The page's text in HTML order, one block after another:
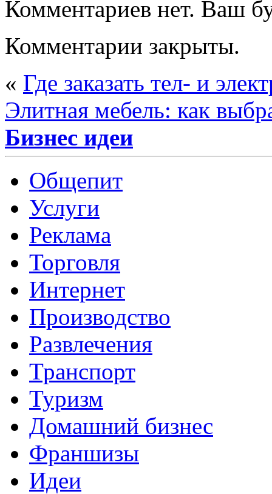
Комментариев нет. Ваш
Комментарии закрыты.
« Где заказать тел- и
Элитная мебель: как
Бизнес идеи
Общепит
Услуги
Реклама
Торговля
Интернет
Производство
Развлечения
Транспорт
Туризм
Домашний бизнес
Франшизы
Идеи